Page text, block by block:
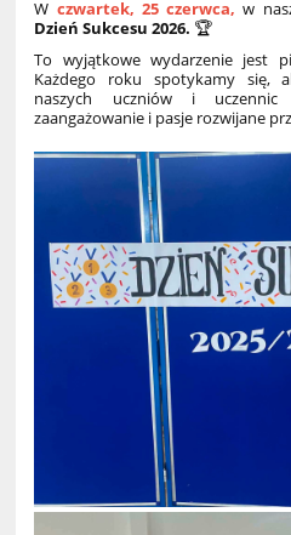
W czwartek, 25 czerwca, w
Dzień Sukcesu 2026. 🏆
To wyjątkowe wydarzenie jest
Każdego roku spotykamy się,
naszych uczniów i
zaangażowanie i pasje rozwijane